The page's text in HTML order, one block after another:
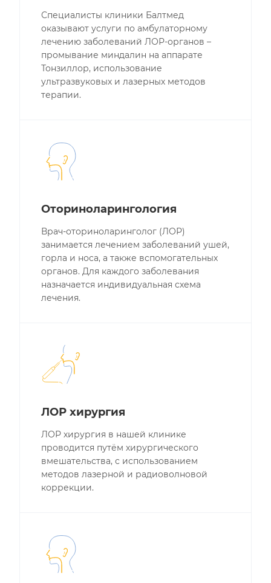
Специалисты клиники Балтмед
оказывают услуги по амбулаторному
лечению заболеваний ЛОР-органов –
промывание миндалин на аппарате
Тонзиллор, использование
ультразвуковых и лазерных методов
терапии.
Оториноларингология
Врач-оториноларинголог (ЛОР)
занимается лечением заболеваний ушей,
горла и носа, а также вспомогательных
органов. Для каждого заболевания
назначается индивидуальная схема
лечения.
ЛОР хирургия
ЛОР хирургия в нашей клинике
проводится путём хирургического
вмешательства, с использованием
методов лазерной и радиоволновой
коррекции.